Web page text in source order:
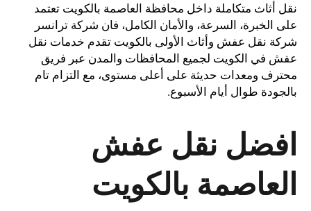
نقل أثاث متكاملة داخل محافظة العاصمة بالكويت تعتمد
على الخبرة، السرعة، والأمان الكامل، فان شركة ترانسر
شركة نقل عفش وأثاث الأولى بالكويت تقدم خدمات نقل
عفش في الكويت لجميع المحافظات والمدن عبر فريق
محترف ومعدات حديثة على أعلى مستوى، مع التزام تام
بالجودة طوال أيام الأسبوع.
افضل نقل عفش
العاصمة بالكويت